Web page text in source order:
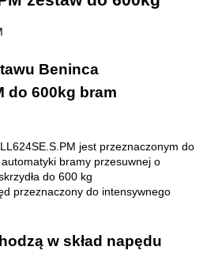
Beninca
do 600kg bram
jest przeznaczonym do
bramy przesuwnej o
do 600 kg
przeznaczony do intensywnego
w skład napędu